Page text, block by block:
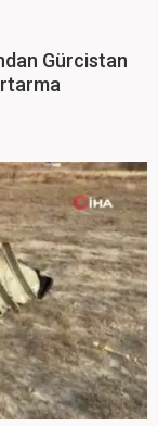
Gürcistan